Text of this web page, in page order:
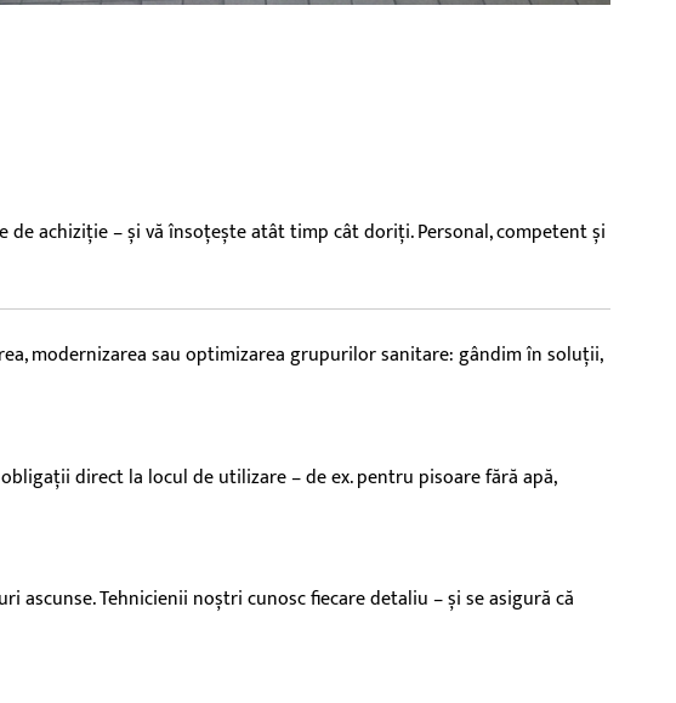
de achiziție – și vă însoțește atât timp cât doriți. Personal, competent și
modernizarea sau optimizarea grupurilor sanitare: gândim în soluții,
direct la locul de utilizare – de ex. pentru pisoare fără apă,
ascunse. Tehnicienii noștri cunosc fiecare detaliu – și se asigură că